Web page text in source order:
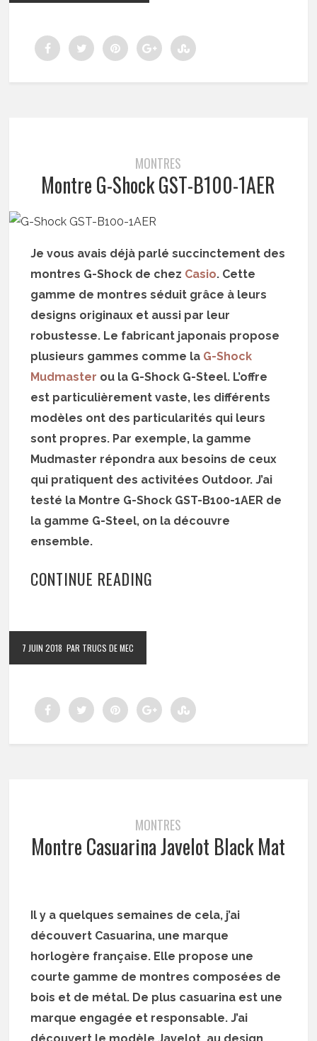
MONTRES
Montre G-Shock GST-B100-1AER
Je vous avais déjà parlé succinctement des
montres G-Shock de chez Casio. Cette
gamme de montres séduit grâce à leurs
designs originaux et aussi par leur
robustesse. Le fabricant japonais propose
plusieurs gammes comme la G-Shock
Mudmaster ou la G-Shock G-Steel. L’offre
est particulièrement vaste, les différents
modèles ont des particularités qui leurs
sont propres. Par exemple, la gamme
Mudmaster répondra aux besoins de ceux
qui pratiquent des activitées Outdoor. J’ai
testé la Montre G-Shock GST-B100-1AER de
la gamme G-Steel, on la découvre
ensemble.
CONTINUE READING
7 JUIN 2018 PAR TRUCS DE MEC
MONTRES
Montre Casuarina Javelot Black Mat
Il y a quelques semaines de cela, j’ai
découvert Casuarina, une marque
horlogère française. Elle propose une
courte gamme de montres composées de
bois et de métal. De plus casuarina est une
marque engagée et responsable. J’ai